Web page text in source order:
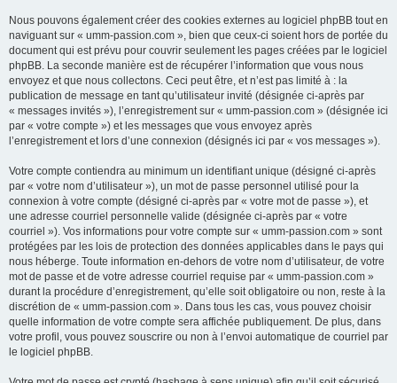
Nous pouvons également créer des cookies externes au logiciel phpBB tout en
naviguant sur « umm-passion.com », bien que ceux-ci soient hors de portée du
document qui est prévu pour couvrir seulement les pages créées par le logiciel
phpBB. La seconde manière est de récupérer l’information que vous nous
envoyez et que nous collectons. Ceci peut être, et n’est pas limité à : la
publication de message en tant qu’utilisateur invité (désignée ci-après par
« messages invités »), l’enregistrement sur « umm-passion.com » (désignée ici
par « votre compte ») et les messages que vous envoyez après
l’enregistrement et lors d’une connexion (désignés ici par « vos messages »).
Votre compte contiendra au minimum un identifiant unique (désigné ci-après
par « votre nom d’utilisateur »), un mot de passe personnel utilisé pour la
connexion à votre compte (désigné ci-après par « votre mot de passe »), et
une adresse courriel personnelle valide (désignée ci-après par « votre
courriel »). Vos informations pour votre compte sur « umm-passion.com » sont
protégées par les lois de protection des données applicables dans le pays qui
nous héberge. Toute information en-dehors de votre nom d’utilisateur, de votre
mot de passe et de votre adresse courriel requise par « umm-passion.com »
durant la procédure d’enregistrement, qu’elle soit obligatoire ou non, reste à la
discrétion de « umm-passion.com ». Dans tous les cas, vous pouvez choisir
quelle information de votre compte sera affichée publiquement. De plus, dans
votre profil, vous pouvez souscrire ou non à l’envoi automatique de courriel par
le logiciel phpBB.